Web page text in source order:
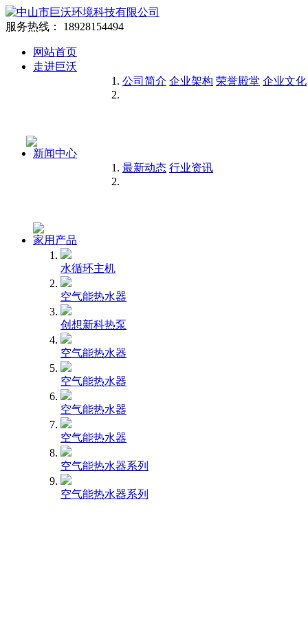
服务热线： 18928154494
网站首页
走进巨沃
公司简介 企业架构 荣誉殿堂 企业文化
新闻中心
最新动态 行业资讯
家用产品
水循环主机
空气能热水器
创想新科热泵
空气能热水器
空气能热水器
空气能热水器
空气能热水器
空气能热水器系列
空气能热水器系列